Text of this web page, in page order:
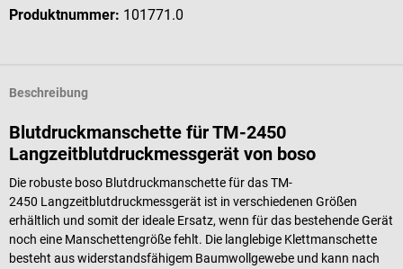
Produktnummer: 101771.0
Beschreibung
Blutdruckmanschette für TM-2450
Langzeitblutdruckmessgerät von boso
Die robuste boso Blutdruckmanschette für das TM-
2450 Langzeitblutdruckmessgerät ist in verschiedenen Größen
erhältlich und somit der ideale Ersatz, wenn für das bestehende Gerät
noch eine Manschettengröße fehlt. Die langlebige Klettmanschette
besteht aus widerstandsfähigem Baumwollgewebe und kann nach